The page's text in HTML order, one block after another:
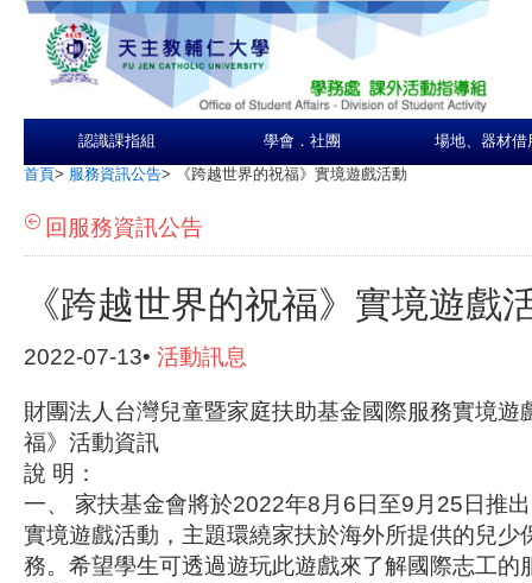
認識課指組 學會．社團 場地、器材借
首頁> 服務資訊公告> 《跨越世界的祝福》實境遊戲活動
回服務資訊公告
《跨越世界的祝福》實境遊戲
2022-07-13• 活動訊息
財團法人台灣兒童暨家庭扶助基金國際服務實境遊
福》活動資訊
說 明：
一、 家扶基金會將於2022年8月6日至9月25日推
實境遊戲活動，主題環繞家扶於海外所提供的兒少
務。希望學生可透過遊玩此遊戲來了解國際志工的